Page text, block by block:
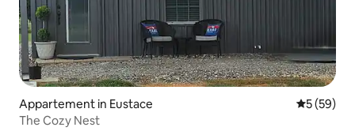
Appartement in Eustace
5 (59)
The Cozy Nest